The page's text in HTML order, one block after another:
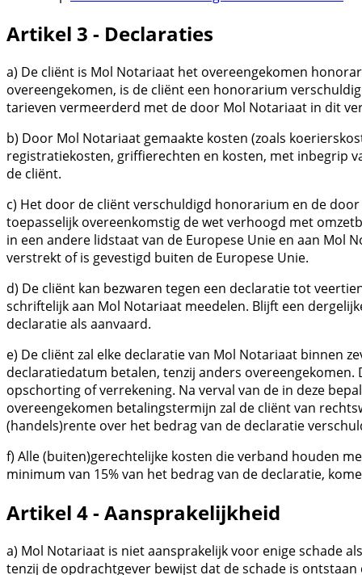
Artikel 3 - Declaraties
a) De cliënt is Mol Notariaat het overeengekomen
overeengekomen, is de cliënt een honorarium
tarieven vermeerderd met de door Mol Notariaat in dit
b) Door Mol Notariaat gemaakte kosten (zoals
registratiekosten, griffierechten en kosten, met inbegrip
de cliënt.
c) Het door de cliënt verschuldigd honorarium en de
toepasselijk overeenkomstig de wet verhoogd met
in een andere lidstaat van de Europese Unie en aan Mol
verstrekt of is gevestigd buiten de Europese Unie.
d) De cliënt kan bezwaren tegen een declaratie tot
schriftelijk aan Mol Notariaat meedelen. Blijft een
declaratie als aanvaard.
e) De cliënt zal elke declaratie van Mol Notariaat binnen
declaratiedatum betalen, tenzij anders
opschorting of verrekening. Na verval van de in deze
overeengekomen betalingstermijn zal de cliënt van
(handels)rente over het bedrag van de declaratie
f) Alle (buiten)gerechtelijke kosten die verband houden
minimum van 15% van het bedrag van de declaratie,
Artikel 4 - Aansprakelijkheid
a) Mol Notariaat is niet aansprakelijk voor enige schade
tenzij de opdrachtgever bewijst dat de schade is